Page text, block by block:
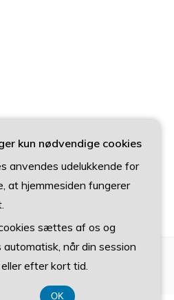
kun nødvendige cookies
anvendes udelukkende for
at hjemmesiden fungerer
sættes af os og
når din session
efter kort tid.
OK